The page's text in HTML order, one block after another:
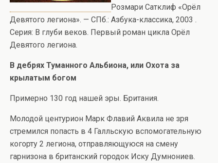
Розмари Сатклиф «Орёл
Девятого легиона». — СПб.: Азбука-классика, 2003 .
Серия: В глуби веков. Первый роман цикла Орёл
Девятого легиона.
В дебрях Туманного Альбиона, или Охота за
крылатым богом
Примерно 130 год нашей эры. Британия.
Молодой центурион Марк Флавий Аквила не зря
стремился попасть в 4 Галльскую вспомогательную
когорту 2 легиона, отправляющуюся на смену
гарнизона в британский городок Иску Думнониев.